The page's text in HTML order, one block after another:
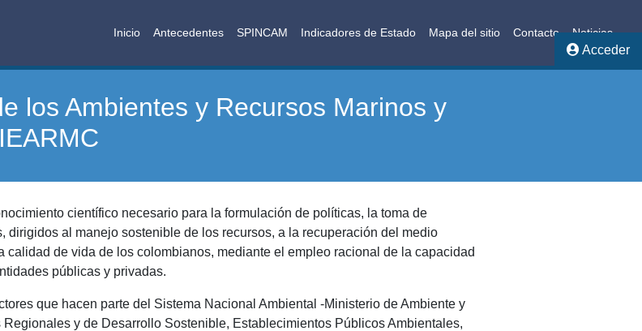
Inicio Antecedentes SPINCAM Indicadores de Estado Mapa del sitio Contacto Noticias
Acceder
los Ambientes y Recursos Marinos y
científico necesario para la formulación de políticas, la toma de
al manejo sostenible de los recursos, a la recuperación del medio
calidad de vida de los colombianos, mediante el empleo racional de la capacidad
públicas y privadas.
que hacen parte del Sistema Nacional Ambiental -Ministerio de Ambiente y
y de Desarrollo Sostenible, Establecimientos Públicos Ambientales,